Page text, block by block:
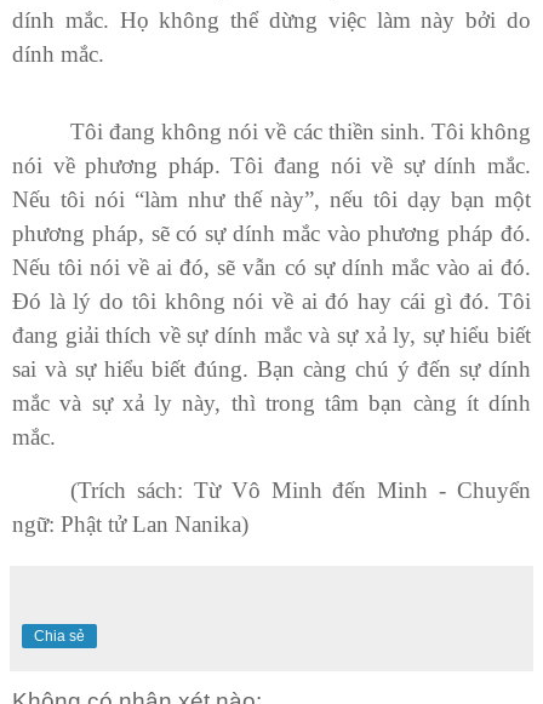
dính mắc. Họ không thể dừng việc làm này bởi do
dính mắc.
Tôi đang không nói về các thiền sinh. Tôi không
nói về phương pháp. Tôi đang nói về sự dính mắc.
Nếu tôi nói “làm như thế này”, nếu tôi dạy bạn một
phương pháp, sẽ có sự dính mắc vào phương pháp đó.
Nếu tôi nói về ai đó, sẽ vẫn có sự dính mắc vào ai đó.
Đó là lý do tôi không nói về ai đó hay cái gì đó. Tôi
đang giải thích về sự dính mắc và sự xả ly, sự hiểu biết
sai và sự hiểu biết đúng. Bạn càng chú ý đến sự dính
mắc và sự xả ly này, thì trong tâm bạn càng ít dính
mắc.
(Trích sách: Từ Vô Minh đến Minh - Chuyển
ngữ: Phật tử Lan Nanika)
Chia sẻ